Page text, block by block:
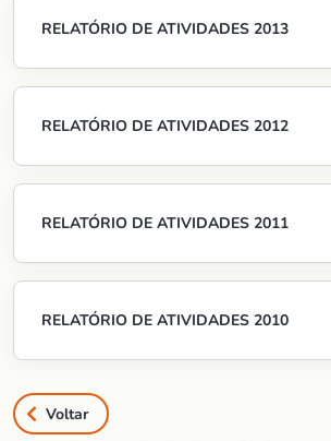
RELATÓRIO DE ATIVIDADES 2013
RELATÓRIO DE ATIVIDADES 2012
RELATÓRIO DE ATIVIDADES 2011
RELATÓRIO DE ATIVIDADES 2010
Voltar